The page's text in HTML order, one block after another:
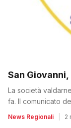
San
La società
fa. Il comunicato
News Regionali 2